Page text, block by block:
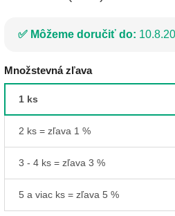
Môžeme doručiť do:
Množstevná zľava
1 ks
2 ks = zľava 1 %
3 - 4 ks = zľava 3 %
5 a viac ks = zľava 5 %